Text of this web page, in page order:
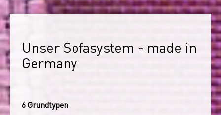
Unser Sofasystem - made in
Germany
6 Grundtypen